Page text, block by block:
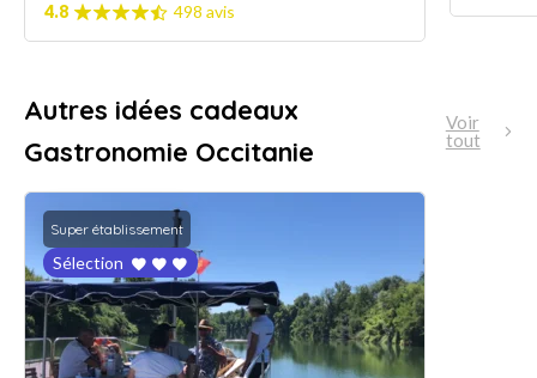
4.8
498 avis
Autres idées cadeaux
Gastronomie Occitanie
Voir
tout
Super établissement
Sélection